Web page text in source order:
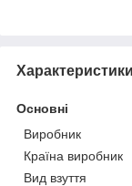
Характеристики
Основні
Виробник
Країна виробник
Вид взуття